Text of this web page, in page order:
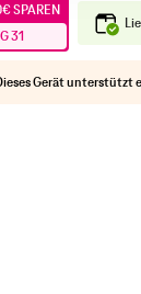
SPAREN
31
Gerät unterstützt